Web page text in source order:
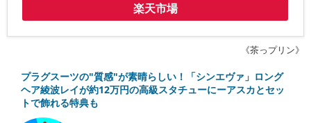
楽天市場
《茶っプリン》
プラグスーツの"質感"が素晴らしい！「シンエヴァ」ロング
ヘア綾波レイが約12万円の高級スタチューにーアスカとセッ
トで飾れる特典も